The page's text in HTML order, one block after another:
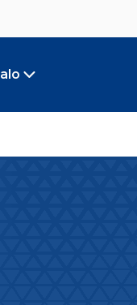
submenu
Toggle